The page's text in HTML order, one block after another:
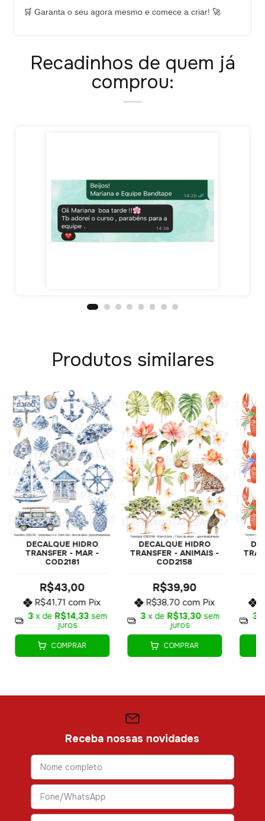
🛒 Garanta o seu agora mesmo e comece a criar! 🚀
Recadinhos de quem já
comprou:
Produtos similares
DECALQUE HIDRO
TRANSFER - MAR -
COD2181
R$43,00
R$41,71com Pix
3 x de R$14,33 sem
juros
COMPRAR
DECALQUE HIDRO
TRANSFER - ANIMAIS -
COD2158
R$39,90
R$38,70com Pix
3 x de R$13,30 sem
juros
COMPRAR
3
Receba nossas novidades